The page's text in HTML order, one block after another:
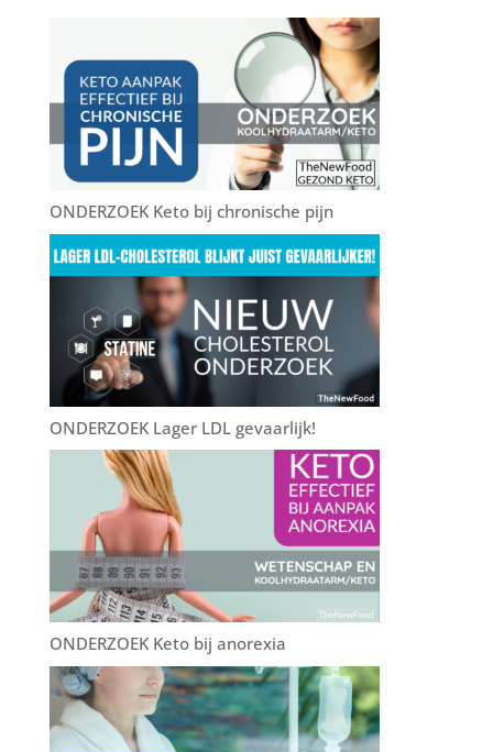
o
o
k
ONDERZOEK Keto bij chronische pijn
ONDERZOEK Lager LDL gevaarlijk!
ONDERZOEK Keto bij anorexia